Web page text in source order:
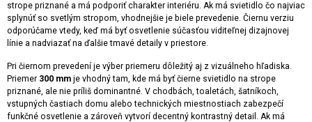
strope priznané a má podporiť charakter interiéru. Ak má svietidlo čo najviac
splynúť so svetlým stropom, vhodnejšie je biele prevedenie. Čiernu verziu
odporúčame vtedy, keď má byť osvetlenie súčasťou viditeľnej dizajnovej
línie a nadviazať na ďalšie tmavé detaily v priestore.
Pri čiernom prevedení je výber priemeru dôležitý aj z vizuálneho hľadiska.
Priemer 300 mm je vhodný tam, kde má byť čierne svietidlo na strope
priznané, ale nie príliš dominantné. V chodbách, toaletách, šatníkoch,
vstupných častiach domu alebo technických miestnostiach zabezpečí
funkčné osvetlenie a zároveň vytvorí decentný kontrastný detail. Ak má